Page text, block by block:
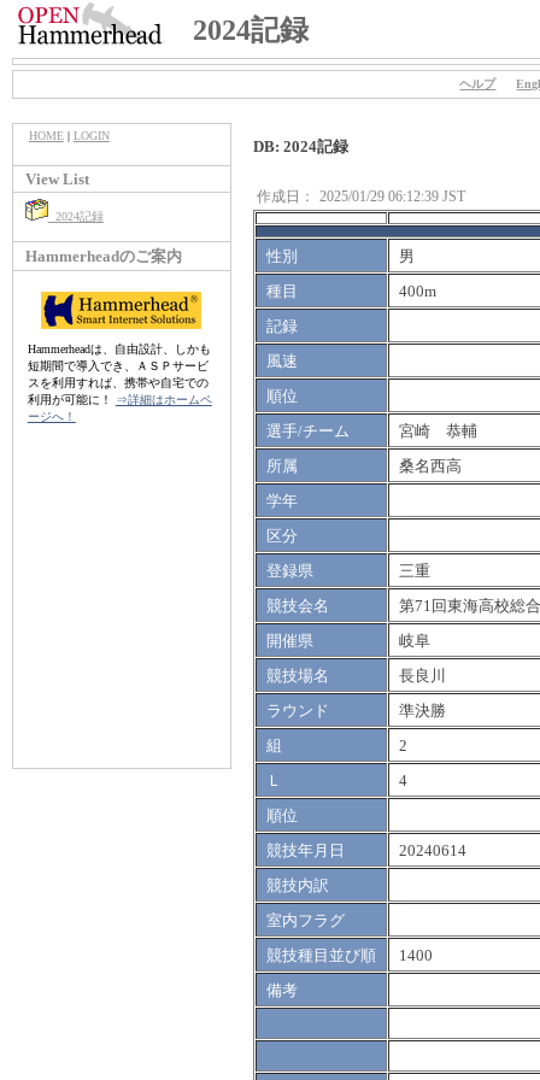
2024記録
ヘルプ
HOME| LOGIN
View List
2024記録
Hammerheadのご案内
Hammerheadは、自由設計、しかも
短期間で導入でき、ＡＳＰサービ
スを利用すれば、携帯や自宅での
利用が可能に！
⇒詳細はホームペ
ージへ！
DB: 2024記録
作成日： 2025/01/29 06:12:39 JST
性別
男
種目
400m
記録
風速
順位
選手/チーム
宮崎 恭輔
所属
桑名西高
学年
区分
登録県
三重
競技会名
第71回東海高校総
開催県
岐阜
競技場名
長良川
ラウンド
準決勝
組
2
Ｌ
4
順位
競技年月日
20240614
競技内訳
室内フラグ
競技種目並び順
1400
備考